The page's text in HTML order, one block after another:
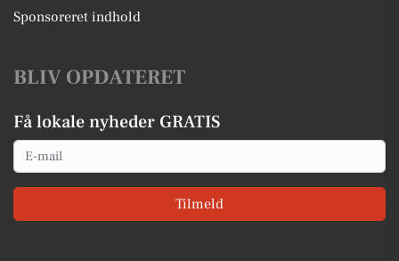
Sponsoreret indhold
BLIV OPDATERET
Få lokale nyheder GRATIS
Email
Tilmeld